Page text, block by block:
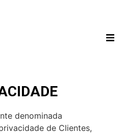
denominada
de Clientes,